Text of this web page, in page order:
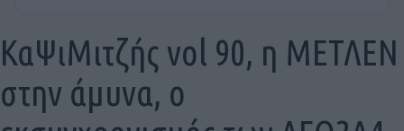
ΚαΨιΜιτζής vol 90, η ΜΕΤΛΕΝ
στην άμυνα, ο